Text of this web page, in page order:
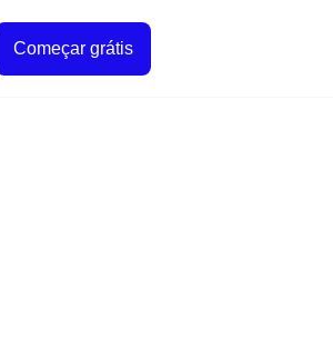
Começar grátis